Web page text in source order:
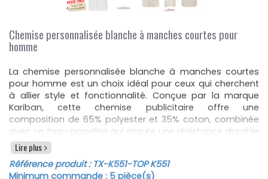
Chemise personnalisée blanche à manches courtes pour
homme
La chemise personnalisée blanche à manches courtes
pour homme est un choix idéal pour ceux qui cherchent
à allier style et fonctionnalité. Conçue par la marque
Kariban, cette chemise publicitaire offre une
composition de 65% polyester et 35% coton, combinée
avec un tissu popeline qui assure une résistance durable
tout en maintenant une allure élégante. Cette chemise
est parfaitement adaptée pour être personnalisée avec
un logo ou un texte, ce qui en fait un excellent support
Lire plus
Référence produit : TX-K551-TOP K551
Minimum commande : 5 pièce(s)